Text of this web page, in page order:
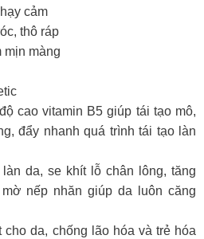
cảm
thô ráp
mịn màng
cao vitamin B5 giúp tái tạo mô,
đẩy nhanh quá trình tái tạo làn
da, se khít lỗ chân lông, tăng
nếp nhăn giúp da luôn căng
da, chống lão hóa và trẻ hóa